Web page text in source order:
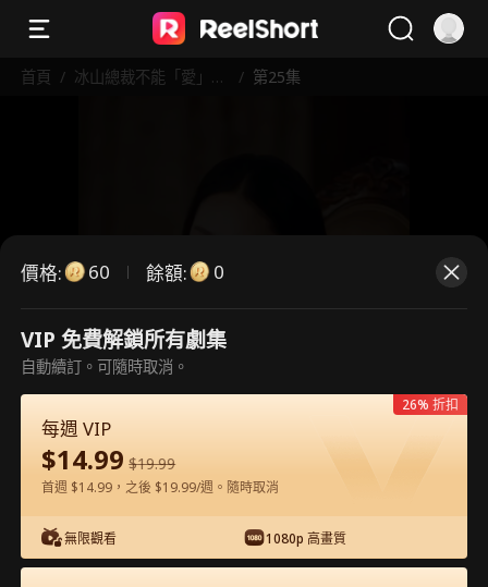
首頁 / 冰山總裁不能「愛」！
/ 第25集
這是付費劇集。請解鎖後觀看。
價格: 60 餘額: 0
VIP 免費解鎖所有劇集
自動續訂。可隨時取消。
每週 VIP
$14.99 $19.99
首週 $14.99，之後 $19.99/週。隨時取消
無限觀看 1080p 高畫質
26% 折扣